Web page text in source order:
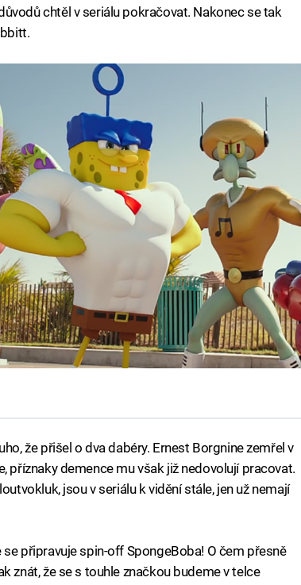
chtěl v seriálu pokračovat. Nakonec se tak
že přišel o dva dabéry. Ernest Borgnine zemřel v
příznaky demence mu však již nedovolují pracovat.
jsou v seriálu k vidění stále, jen už nemají
připravuje spin-off SpongeBoba! O čem přesně
znát, že se s touhle značkou budeme v telce